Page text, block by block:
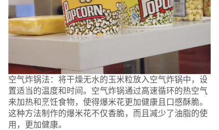
空气炸锅法：将干燥无水的玉米粒放入空气炸锅中，设
置适当的温度和时间。空气炸锅通过高速循环的热空气
来加热和烹饪食物，使得爆米花更加健康且口感酥脆。
这种方法制作的爆米花不仅香脆，而且减少了油脂的使
用，更加健康。